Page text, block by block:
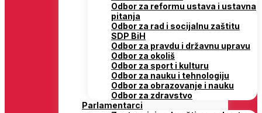
Odbor za reformu ustava i ustavna
pitanja
Odbor za rad i socijalnu zaštitu
SDP BiH
Odbor za pravdu i državnu upravu
Odbor za okoliš
Odbor za sport i kulturu
Odbor za nauku i tehnologiju
Odbor za obrazovanje i nauku
Odbor za zdravstvo
Parlamentarci